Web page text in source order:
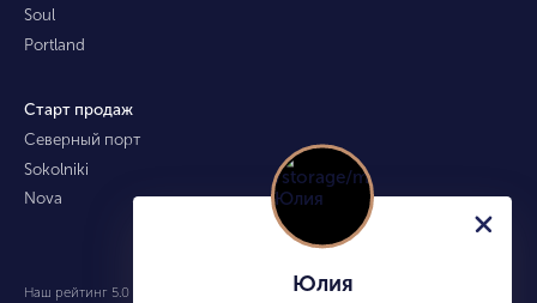
Soul
Portland
Старт продаж
Северный порт
Sokolniki
Nova
Наш рейтинг 5.0 из 5 (490) Юлия